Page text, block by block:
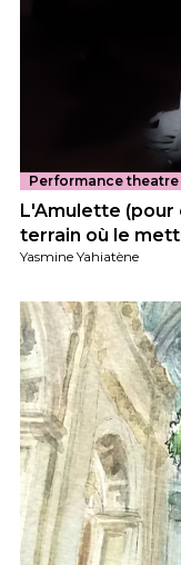
Performance
L'Amulette (pour
terrain où le
Yasmine Yahiatène